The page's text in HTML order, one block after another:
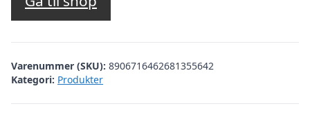
var:
kr. 600,00.kr. 300,00.
Varenummer (SKU): 8906716462681355642
Kategori: Produkter